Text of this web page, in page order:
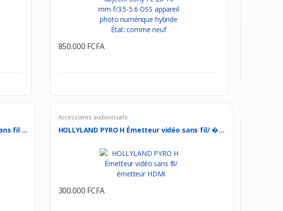
850.000 FCFA
fil ...
Accessoires audiovisuels
HOLLYLAND PYRO H Émetteur vidéo sans fil/ �...
300.000 FCFA